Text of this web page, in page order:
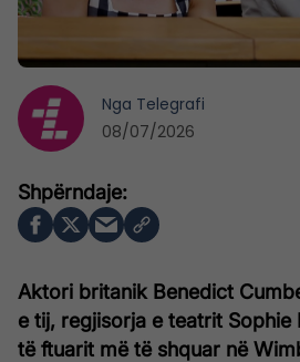
Aktori britanik Benedict
e tij, regjisorja e teatrit Sophie
të ftuarit më të shquar në
Nga Telegrafi
08/07/2026